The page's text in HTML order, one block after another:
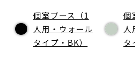
個室ブース（1
人用・ウォール
タイプ・BK）
個
人
タ